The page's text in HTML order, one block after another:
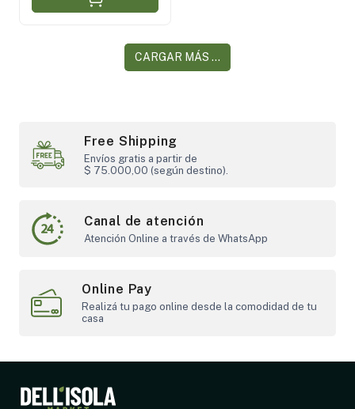
CARGAR MÁS ...
Free Shipping
Envíos gratis a partir de
$ 75.000,00 (según destino).
Canal de atención
Atención Online a través de WhatsApp
Online Pay
Realizá tu pago online desde la comodidad de tu
casa